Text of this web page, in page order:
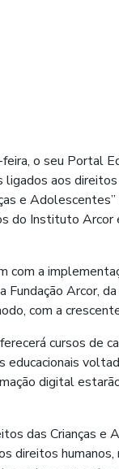
o seu Portal
aos
e Adolescentes”
do Instituto Arcor
com a
Arcor,
com a
cursos de
digital
das Crianças e
direitos